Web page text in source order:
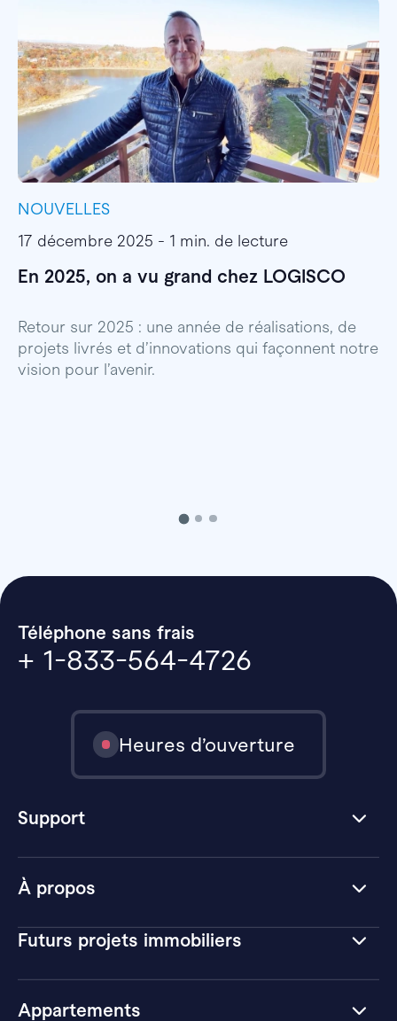
NOUVELLES
17 décembre 2025 - 1 min. de lecture
En 2025, on a vu grand chez LOGISCO
Retour sur 2025 : une année de réalisations, de
projets livrés et d’innovations qui façonnent notre
vision pour l’avenir.
À propos
Futurs projets immobiliers
Appartements
Téléphone sans frais
+ 1-833-564-4726
Heures d’ouverture
Support